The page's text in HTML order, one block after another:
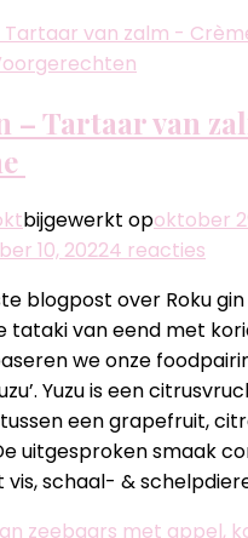
– Tartaar van
bijgewerkt opoktober
10, 20224 reacties
gin
–
van
–
blogpost over Roku
tataki van eend met
we onze
Yuzu is een
een grapefruit,
uitgesproken smaak
schaal- &